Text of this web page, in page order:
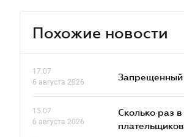
Похожие новости
17.07
6 августа 2026
Запрещенный
15.07
6 августа 2026
Сколько раз
плательщиков